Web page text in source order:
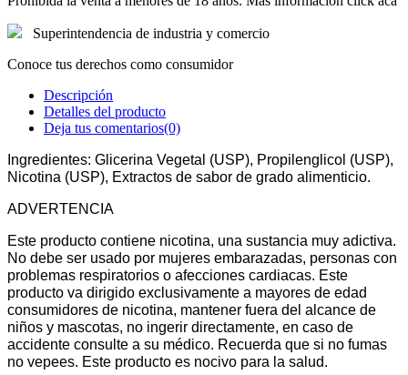
Superintendencia de industria y comercio
Conoce tus derechos como consumidor
Descripción
Detalles del producto
Deja tus comentarios(0)
Ingredientes: Glicerina Vegetal (USP), Propilenglicol (USP),
Nicotina (USP), Extractos de sabor de grado alimenticio.
ADVERTENCIA
Este producto contiene nicotina, una sustancia muy adictiva.
No debe ser usado por mujeres embarazadas, personas con
problemas respiratorios o afecciones cardiacas. Este
producto va dirigido exclusivamente a mayores de edad
consumidores de nicotina, mantener fuera del alcance de
niños y mascotas, no ingerir directamente, en caso de
accidente consulte a su médico. Recuerda que si no fumas
no vepees. Este producto es nocivo para la salud.